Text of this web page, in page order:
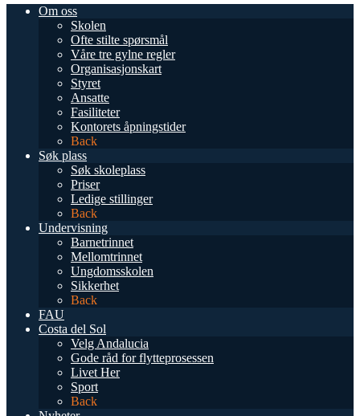
Om oss
Skolen
Ofte stilte spørsmål
Våre tre gylne regler
Organisasjonskart
Styret
Ansatte
Fasiliteter
Kontorets åpningstider
Back
Søk plass
Søk skoleplass
Priser
Ledige stillinger
Back
Undervisning
Barnetrinnet
Mellomtrinnet
Ungdomsskolen
Sikkerhet
Back
FAU
Costa del Sol
Velg Andalucia
Gode råd for flytteprosessen
Livet Her
Sport
Back